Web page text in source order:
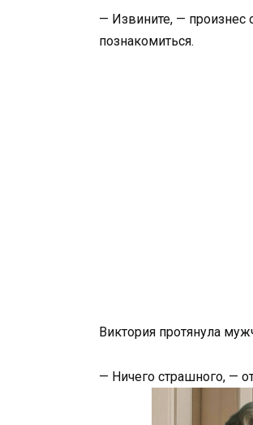
— Извините, — произнес
познакомиться.
Виктория протянула
— Ничего страшного, —